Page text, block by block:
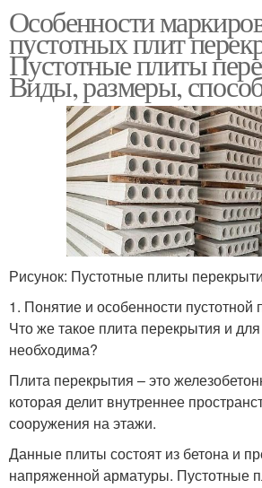
Особенности
пустотных плит
Пустотные плиты
Виды, размеры,
Рисунок: Пустотные плиты
1. Понятие и особенности пустотной
Что же такое плита перекрытия и
необходима?
Плита перекрытия – это
которая делит внутреннее
сооружения на этажи.
Данные плиты состоят из бетона и
напряженной арматуры. Пустотные